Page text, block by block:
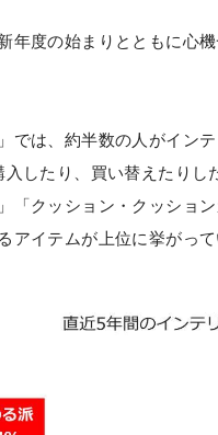
年度の始まりとともに心
は、約半数の人がイン
したり、買い替えたり
「クッション・クッショ
イテムが上位に挙がって